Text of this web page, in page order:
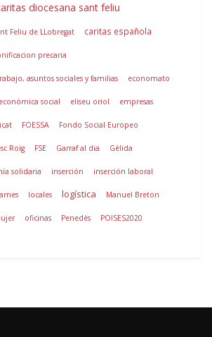
diocesana sant feliu
Feliu de LLobregat caritas española
precaria
asuntos sociales y familias economato
económica social eliseu oriol empresas
FOESSA Fondo Social Europeo
Roig FSE Garraf al dia Gèlida
solidaria inserción inserción laboral
locales logística Manuel Breton
oficinas Penedès POISES2020